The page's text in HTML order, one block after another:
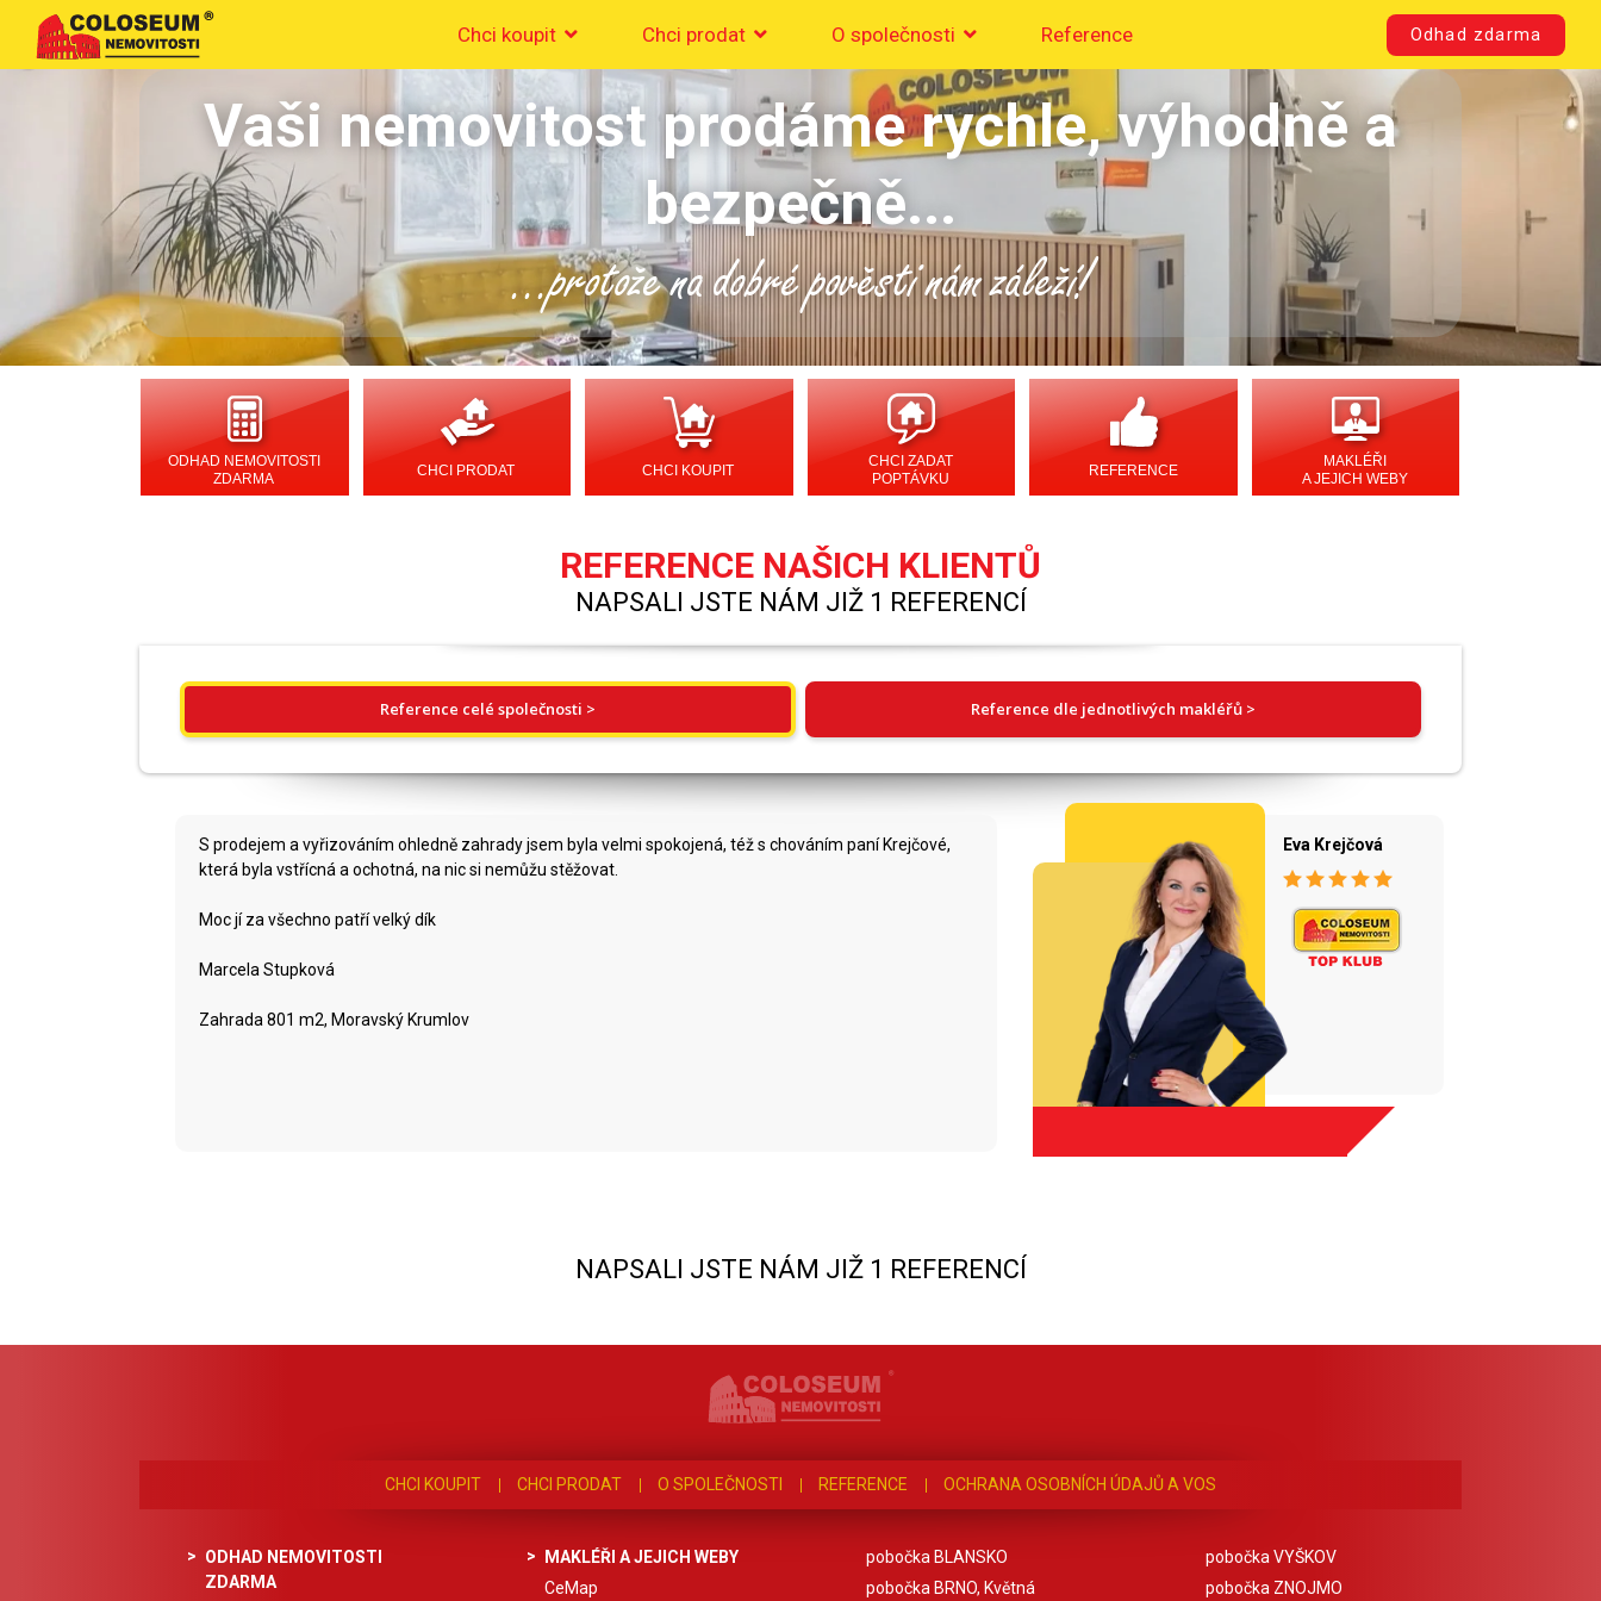
Chci koupit Chci prodat O společnosti Reference Odhad zdarma
Vaši nemovitost prodáme rychle, výhodně a
bezpečně...
...protože na dobré pověsti nám záleží!
ODHAD NEMOVITOSTI
ZDARMA
CHCI PRODAT CHCI KOUPIT
CHCI ZADAT
POPTÁVKU
REFERENCE
MAKLÉŘI
A JEJICH WEBY
REFERENCE NAŠICH KLIENTŮ
NAPSALI JSTE NÁM JIŽ 1 REFERENCÍ
Reference celé společnosti > Reference dle jednotlivých makléřů >
S prodejem a vyřizováním ohledně zahrady jsem byla velmi spokojená, též s chováním paní Krejčové,
která byla vstřícná a ochotná, na nic si nemůžu stěžovat.
Moc jí za všechno patří velký dík
Marcela Stupková
Zahrada 801 m2, Moravský Krumlov
Eva Krejčová
NAPSALI JSTE NÁM JIŽ 1 REFERENCÍ
CHCI KOUPIT CHCI PRODAT O SPOLEČNOSTI REFERENCE OCHRANA OSOBNÍCH ÚDAJŮ A VOS
ODHAD NEMOVITOSTI
ZDARMA
MAKLÉŘI A JEJICH WEBY
CeMap
pobočka BLANSKO
pobočka BRNO, Květná
pobočka VYŠKOV
pobočka ZNOJMO